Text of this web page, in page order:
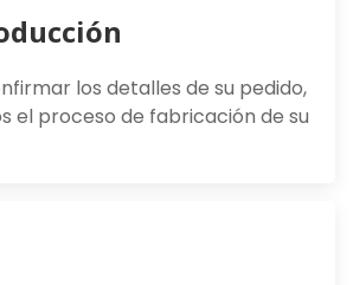
los detalles de su pedido,
el proceso de fabricación de su